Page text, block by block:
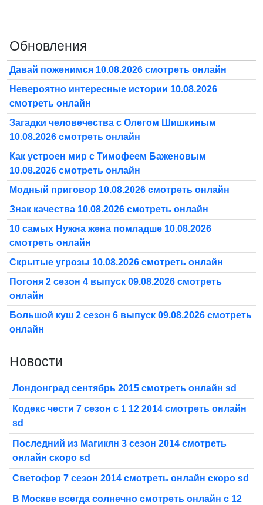
Обновления
Давай поженимся 10.08.2026 смотреть онлайн
Невероятно интересные истории 10.08.2026
смотреть онлайн
Загадки человечества с Олегом Шишкиным
10.08.2026 смотреть онлайн
Как устроен мир с Тимофеем Баженовым
10.08.2026 смотреть онлайн
Модный приговор 10.08.2026 смотреть онлайн
Знак качества 10.08.2026 смотреть онлайн
10 самых Нужна жена помладше 10.08.2026
смотреть онлайн
Скрытые угрозы 10.08.2026 смотреть онлайн
Погоня 2 сезон 4 выпуск 09.08.2026 смотреть
онлайн
Большой куш 2 сезон 6 выпуск 09.08.2026 смотреть
онлайн
Новости
Лондонград сентябрь 2015 смотреть онлайн sd
Кодекс чести 7 сезон с 1 12 2014 смотреть онлайн
sd
Последний из Магикян 3 сезон 2014 смотреть
онлайн скоро sd
Светофор 7 сезон 2014 смотреть онлайн скоро sd
В Москве всегда солнечно смотреть онлайн с 12